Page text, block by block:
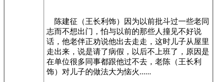
陈建征（王长利饰）因为以前批斗过一些老同
志而不想出门，怕与以前的那些人撞见不好说
话，他老伴正劝说他出去走走，这时儿子从屋里
走出来，说是请了病假，以后不上班了，原因是
在单位很多同事都跟他过不去，老陈（王长利
饰）对儿子的做法大为恼火......